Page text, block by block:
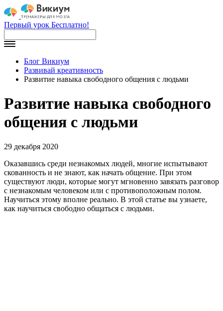
Первый урок Бесплатно!
Блог Викиум
Развивай креативность
Развитие навыка свободного общения с людьми
Развитие навыка свободного
общения с людьми
29 декабря 2020
Оказавшись среди незнакомых людей, многие испытывают
скованность и не знают, как начать общение. При этом
существуют люди, которые могут мгновенно завязать разговор
с незнакомым человеком или с противоположным полом.
Научиться этому вполне реально. В этой статье вы узнаете,
как научиться свободно общаться с людьми.